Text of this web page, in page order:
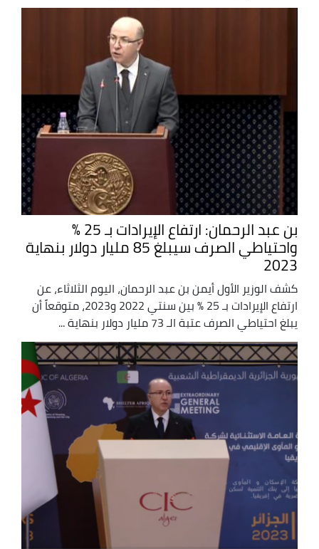
بن عبد الرحمان: ارتفاع الإيرادات بـ 25 %
واحتياطي الصرف سيبلغ 85 مليار دولار بنهاية
2023
كشف الوزير الأول أيمن بن عبد الرحمان، اليوم الثلاثاء، عن
ارتفاع الإيرادات بـ 25 % بين سنتي 2022 و2023، متوقعاً أن
يبلغ احتياطي الصرف عتبة الـ 73 مليار دولار بنهاية ...